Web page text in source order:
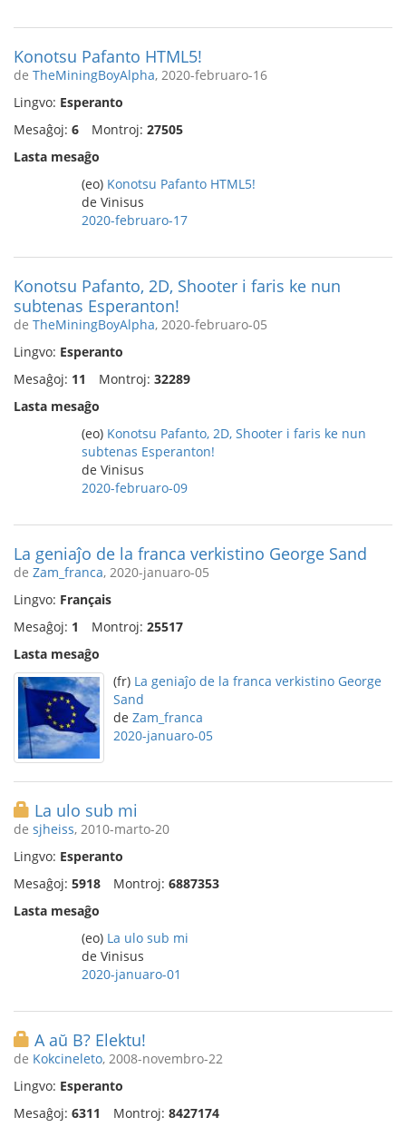
Konotsu Pafanto HTML5!
de TheMiningBoyAlpha, 2020-februaro-16
Lingvo: Esperanto
Mesaĝoj: 6 Montroj: 27505
Lasta mesaĝo
(eo) Konotsu Pafanto HTML5!
de Vinisus
2020-februaro-17
Konotsu Pafanto, 2D, Shooter i faris ke nun
subtenas Esperanton!
de TheMiningBoyAlpha, 2020-februaro-05
Lingvo: Esperanto
Mesaĝoj: 11 Montroj: 32289
Lasta mesaĝo
(eo) Konotsu Pafanto, 2D, Shooter i faris ke nun
subtenas Esperanton!
de Vinisus
2020-februaro-09
La geniaĵo de la franca verkistino George Sand
de Zam_franca, 2020-januaro-05
Lingvo: Français
Mesaĝoj: 1 Montroj: 25517
Lasta mesaĝo
(fr) La geniaĵo de la franca verkistino George
Sand
de Zam_franca
2020-januaro-05
La ulo sub mi
de sjheiss, 2010-marto-20
Lingvo: Esperanto
Mesaĝoj: 5918 Montroj: 6887353
Lasta mesaĝo
(eo) La ulo sub mi
de Vinisus
2020-januaro-01
A aŭ B? Elektu!
de Kokcineleto, 2008-novembro-22
Lingvo: Esperanto
Mesaĝoj: 6311 Montroj: 8427174